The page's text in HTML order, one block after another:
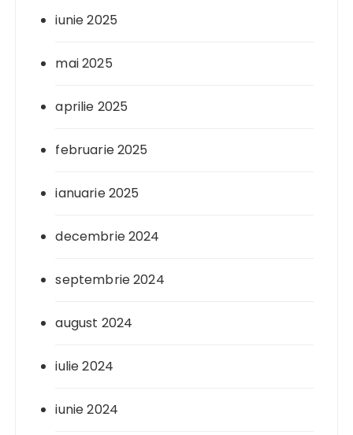
iunie 2025
mai 2025
aprilie 2025
februarie 2025
ianuarie 2025
decembrie 2024
septembrie 2024
august 2024
iulie 2024
iunie 2024